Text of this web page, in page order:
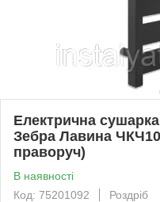
Електрична
Зебра Лавина ЧКЧ10
праворуч)
В наявності
Код: 75201092
Роздріб